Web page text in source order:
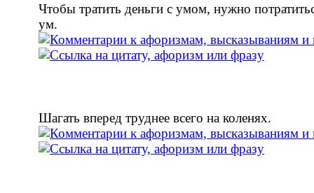
Чтобы тратить деньги с умом, нужно
ум.
Шагать вперед труднее всего на коленях.